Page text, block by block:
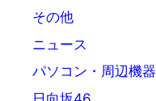
その他
ニュース
パソコン・周辺機器